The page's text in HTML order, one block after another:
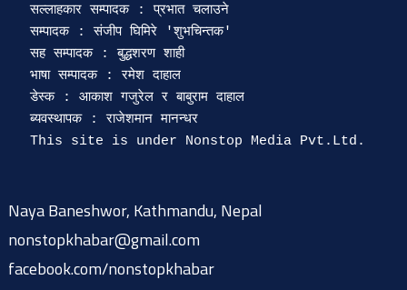
सल्लाहकार सम्पादक : प्रभात चलाउने
सम्पादक : संजीप घिमिरे 'शुभचिन्तक'
सह सम्पादक : बुद्धशरण शाही
भाषा सम्पादक : रमेश दाहाल
डेस्क : आकाश गजुरेल र बाबुराम दाहाल
ब्यवस्थापक : राजेशमान मानन्धर
Naya Baneshwor, Kathmandu, Nepal
nonstopkhabar@gmail.com
facebook.com/nonstopkhabar